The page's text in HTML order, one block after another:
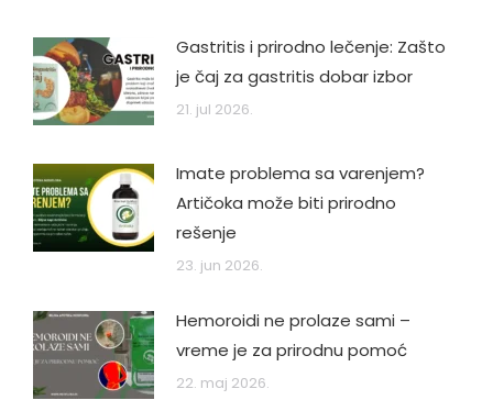
Gastritis i prirodno lečenje: Zašto
je čaj za gastritis dobar izbor
21. jul 2026.
Imate problema sa varenjem?
Artičoka može biti prirodno
rešenje
23. jun 2026.
Hemoroidi ne prolaze sami –
vreme je za prirodnu pomoć
22. maj 2026.